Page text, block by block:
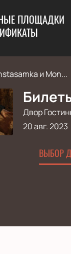
ПЛОЩАДКИ
и Mon...
Двор
20 авг. 2023
ВЫБОР